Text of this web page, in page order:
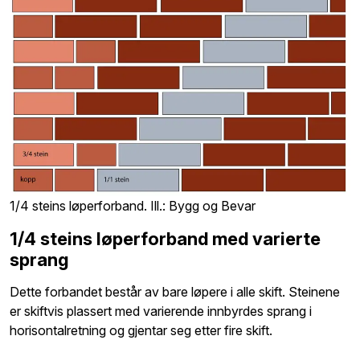
1/4 steins løperforband. Ill.: Bygg og Bevar
1/4 steins løperforband med varierte
sprang
Dette forbandet består av bare løpere i alle skift. Steinene
er skiftvis plassert med varierende innbyrdes sprang i
horisontalretning og gjentar seg etter fire skift.